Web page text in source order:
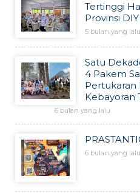
Tertinggi
Provinsi
5 bulan yang lalu
Satu
4 Pakem
Pertukaran
Kebayoran
6 bulan yang lalu
6 bulan yang lalu